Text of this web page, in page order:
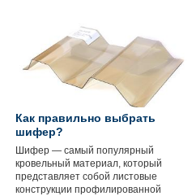
Как правильно выбрать
шифер?
Шифер — самый популярный
кровельный материал, который
представляет собой листовые
конструкции профилированной